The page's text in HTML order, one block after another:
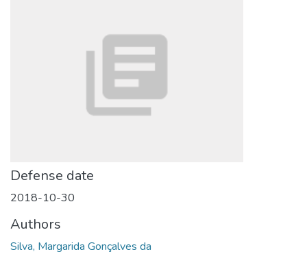
Defense date
2018-10-30
Authors
Silva, Margarida Gonçalves da